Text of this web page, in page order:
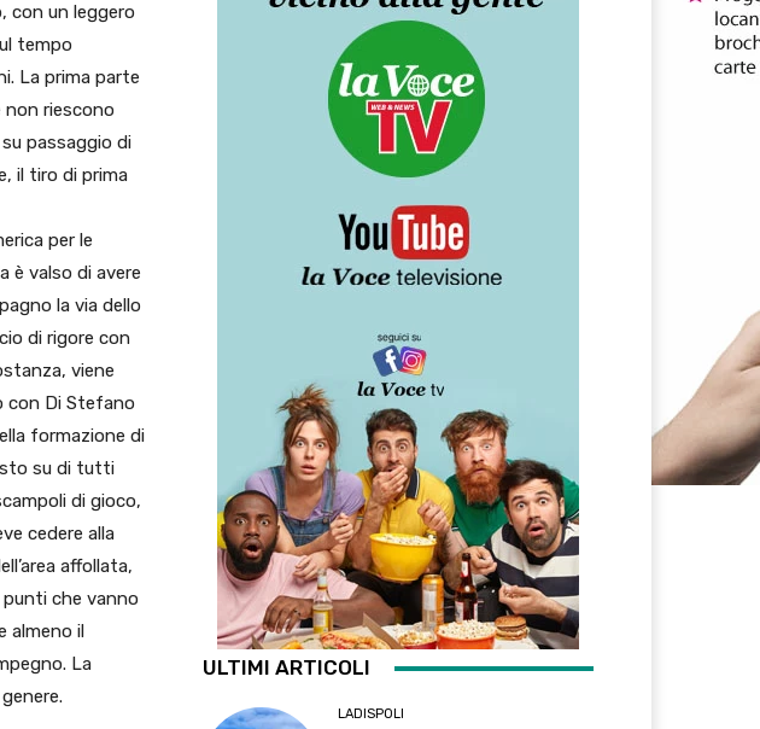
con un leggero
tempo
La prima parte
non riescono
passaggio di
il tiro di prima
per le
è valso di avere
la via dello
di rigore con
viene
con Di Stefano
formazione di
su di tutti
di gioco,
cedere alla
affollata,
che vanno
almeno il
La
ULTIMI ARTICOLI
LADISPOLI